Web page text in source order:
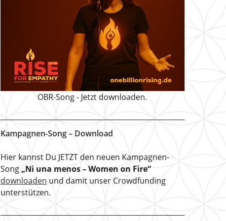
OBR-Song - Jetzt downloaden.
Kampagnen-Song – Download
Hier kannst Du JETZT den neuen Kampagnen-
Song „Ni una menos – Women on Fire“
downloaden und damit unser Crowdfunding
unterstützen.